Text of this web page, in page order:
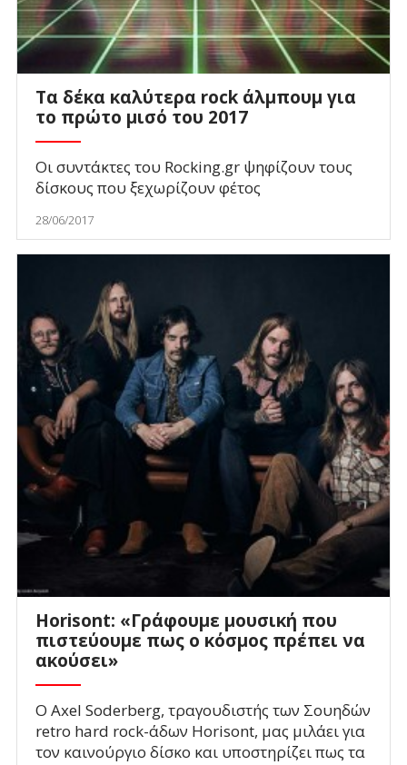
Τα δέκα καλύτερα rock άλμπουμ για
το πρώτο μισό του 2017
Οι συντάκτες του Rocking.gr ψηφίζουν τους
δίσκους που ξεχωρίζουν φέτος
28/06/2017
Horisont: «Γράφουμε μουσική που
πιστεύουμε πως ο κόσμος πρέπει να
ακούσει»
O Axel Soderberg, τραγουδιστής των Σουηδών
retro hard rock-άδων Horisont, μας μιλάει για
τον καινούργιο δίσκο και υποστηρίζει πως τα